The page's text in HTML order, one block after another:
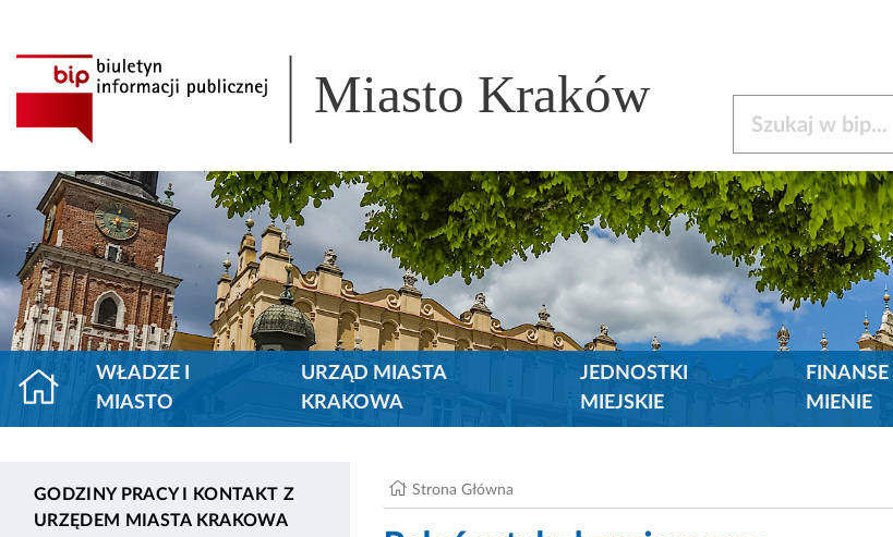
Miasto Kraków
WŁADZE I
MIASTO
URZĄD MIASTA
KRAKOWA
JEDNOSTKI
MIEJSKIE
FINANSE I
MIENIE
GODZINY PRACY I KONTAKT Z
URZĘDEM MIASTA KRAKOWA
Strona Główna